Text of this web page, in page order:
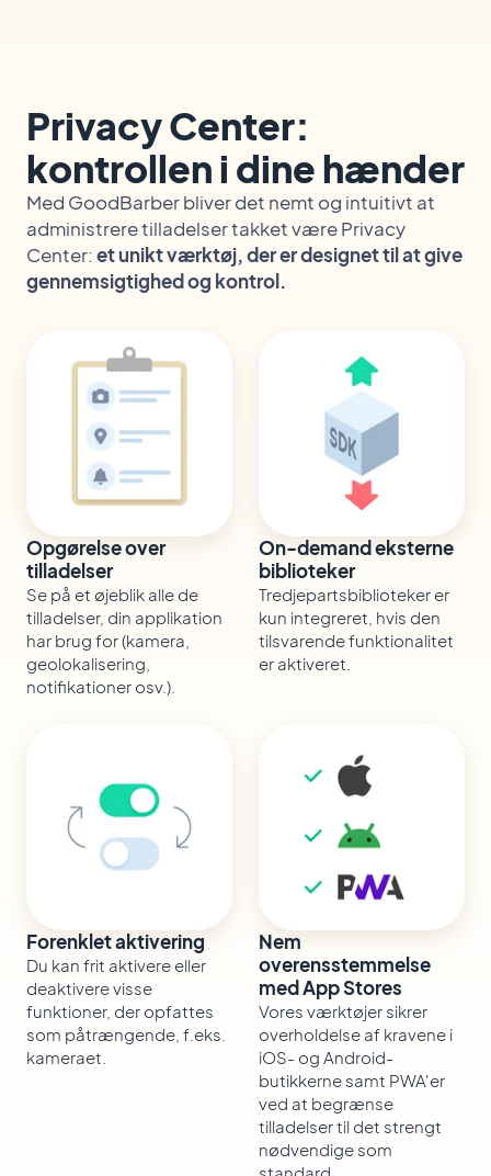
Privacy Center:
kontrollen i dine hænder
Med GoodBarber bliver det nemt og intuitivt at
administrere tilladelser takket være Privacy
Center: et unikt værktøj, der er designet til at give
gennemsigtighed og kontrol.
Opgørelse over
tilladelser
Se på et øjeblik alle de
tilladelser, din applikation
har brug for (kamera,
geolokalisering,
notifikationer osv.).
On-demand eksterne
biblioteker
Tredjepartsbiblioteker er
kun integreret, hvis den
tilsvarende funktionalitet
er aktiveret.
Forenklet aktivering
Du kan frit aktivere eller
deaktivere visse
funktioner, der opfattes
som påtrængende, f.eks.
kameraet.
Nem
overensstemmelse
med App Stores
Vores værktøjer sikrer
overholdelse af kravene i
iOS- og Android-
butikkerne samt PWA'er
ved at begrænse
tilladelser til det strengt
nødvendige som